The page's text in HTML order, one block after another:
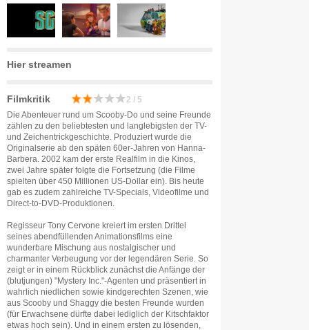
Hier streamen
Filmkritik 2 / 5
Die Abenteuer rund um Scooby-Do und seine Freunde
zählen zu den beliebtesten und langlebigsten der TV-
und Zeichentrickgeschichte. Produziert wurde die
Originalserie ab den späten 60er-Jahren von Hanna-
Barbera. 2002 kam der erste Realfilm in die Kinos,
zwei Jahre später folgte die Fortsetzung (die Filme
spielten über 450 Millionen US-Dollar ein). Bis heute
gab es zudem zahlreiche TV-Specials, Videofilme und
Direct-to-DVD-Produktionen.
Regisseur Tony Cervone kreiert im ersten Drittel
seines abendfüllenden Animationsfilms eine
wunderbare Mischung aus nostalgischer und
charmanter Verbeugung vor der legendären Serie. So
zeigt er in einem Rückblick zunächst die Anfänge der
(blutjungen) "Mystery Inc."-Agenten und präsentiert in
wahrlich niedlichen sowie kindgerechten Szenen, wie
aus Scooby und Shaggy die besten Freunde wurden
(für Erwachsene dürfte dabei lediglich der Kitschfaktor
etwas hoch sein). Und in einem ersten zu lösenden,